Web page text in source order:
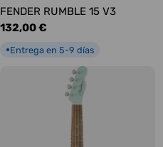
FENDER RUMBLE 15 V3
Precio
132,00 €
●Entrega en 5-9 días